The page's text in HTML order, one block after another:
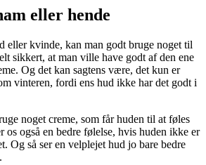
eller hende
eller kvinde, kan man godt bruge noget til
sikkert, at man ville have godt af den ene
Og det kan sagtens være, det kun er
vinteren, fordi ens hud ikke har det godt i
noget creme, som får huden til at føles
også en bedre følelse, hvis huden ikke er
Og så ser en velplejet hud jo bare bedre